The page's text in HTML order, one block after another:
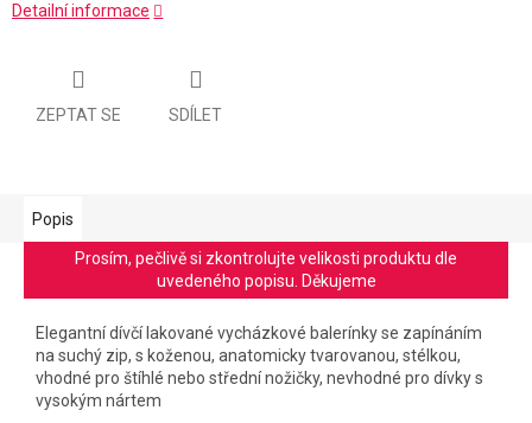
Detailní informace
ZEPTAT SE SDÍLET
Popis
Prosím, pečlivě si zkontrolujte velikosti produktu dle
uvedeného popisu. Děkujeme
Elegantní dívčí lakované vycházkové balerínky se zapínáním
na suchý zip, s koženou, anatomicky tvarovanou, stélkou,
vhodné pro štíhlé nebo střední nožičky, nevhodné pro dívky s
vysokým nártem